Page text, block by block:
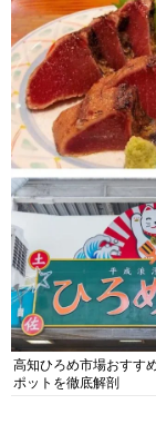
高知ひろめ市場おすす
ポットを徹底解剖